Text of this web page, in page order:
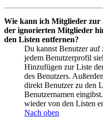
Wie kann ich Mitglieder zur
der ignorierten Mitglieder
den Listen entfernen?
Du kannst Benutzer auf
jedem Benutzerprofil
Hinzufügen zur Liste
des Benutzers.
direkt Benutzer zu den
Benutzernamen
wieder von den Listen
Nach oben